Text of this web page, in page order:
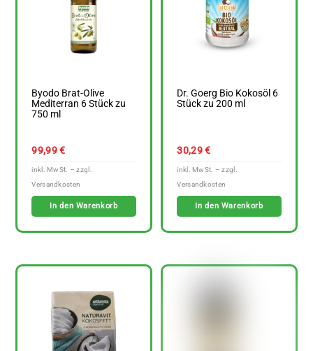
Byodo Brat-Olive
Mediterran 6 Stück zu
750 ml
99,99€
In den Warenkorb
Dr. Goerg Bio Kokosöl 6
Stück zu 200 ml
30,29€
In den Warenkorb